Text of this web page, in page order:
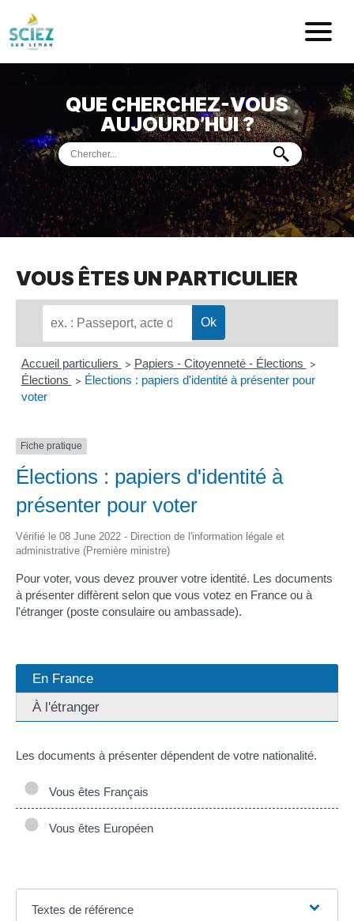
Mairie de
ACCUEIL
VOTREMAIRIE
VIEPRATIQUE
DÉMARCHES & SERVICES
PORTDE PLAISANCE
MUSÉEDE PRÉHISTOIRE
QUE CHERCHEZ-VOUS
AUJOURD’HUI ?
VOUS ÊTES UN PARTICULIER
Accueil particuliers > Papiers - Citoyenneté - Élections >
Élections > Élections : papiers d'identité à présenter pour
voter
Fiche pratique
Élections : papiers d'identité à
présenter pour voter
Vérifié le 08 June 2022 - Direction de l'information légale et
administrative (Première ministre)
Pour voter, vous devez prouver votre identité. Les documents
à présenter diffèrent selon que vous votez en France ou à
l'étranger (poste consulaire ou ambassade).
En France
À l'étranger
Les documents à présenter dépendent de votre nationalité.
Vous êtes Français
Vous êtes Européen
Textes de référence